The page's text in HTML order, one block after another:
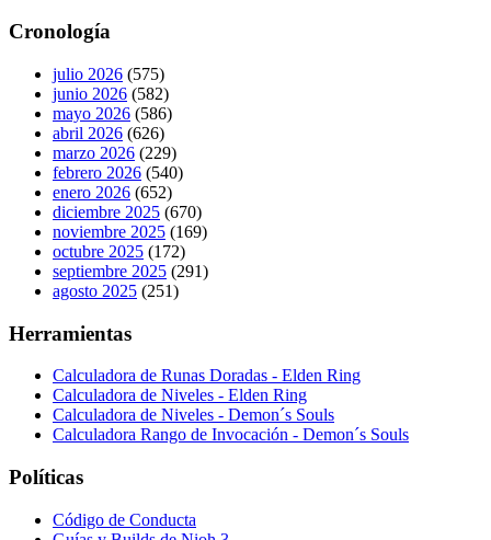
Cronología
julio 2026 (575)
junio 2026 (582)
mayo 2026 (586)
abril 2026 (626)
marzo 2026 (229)
febrero 2026 (540)
enero 2026 (652)
diciembre 2025 (670)
noviembre 2025 (169)
octubre 2025 (172)
septiembre 2025 (291)
agosto 2025 (251)
Herramientas
Calculadora de Runas Doradas - Elden Ring
Calculadora de Niveles - Elden Ring
Calculadora de Niveles - Demon´s Souls
Calculadora Rango de Invocación - Demon´s Souls
Políticas
Código de Conducta